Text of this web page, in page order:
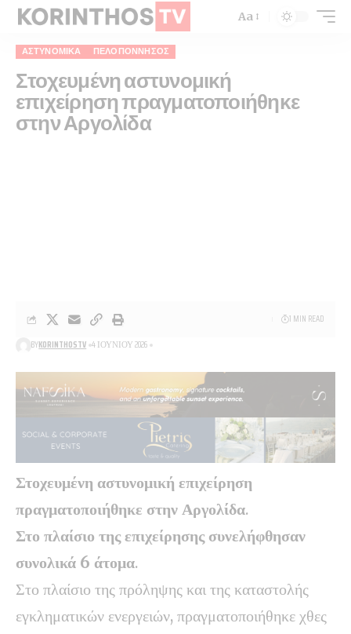
Aa
ΑΣΤΥΝΟΜΙΚΆ ΠΕΛΟΠΌΝΝΗΣΟΣ
Στοχευμένη αστυνομική
επιχείρηση πραγματοποιήθηκε
στην Αργολίδα
BYKORINTHOSTV 4 ΙΟΥΝΊΟΥ 2026
1 MIN READ
Στοχευμένη αστυνομική επιχείρηση
πραγματοποιήθηκε στην Αργολίδα.
Στο πλαίσιο της επιχείρησης συνελήφθησαν
συνολικά 6 άτομα.
Στο πλαίσιο της πρόληψης και της καταστολής
εγκληματικών ενεργειών, πραγματοποιήθηκε χθες